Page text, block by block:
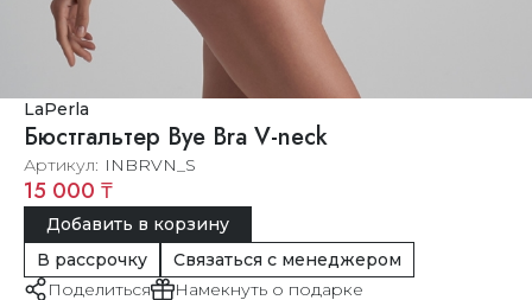
LaPerla
Бюстгальтер Bye Bra V-neck
Артикул INBRVN_S
15 000 ₸
Добавить в корзину
В рассрочку
Связаться с менеджером
Поделиться
Намекнуть о подарке